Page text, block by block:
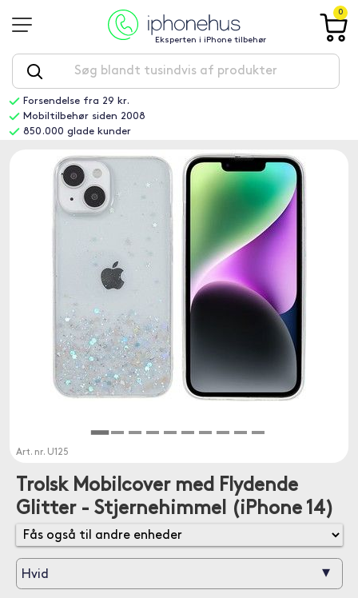
Eksperten i iPhone tilbehør
0
Forsendelse fra 29 kr.
Mobiltilbehør siden 2008
850.000 glade kunder
Art. nr. U125
Trolsk Mobilcover med Flydende
Glitter - Stjernehimmel (iPhone 14)
Hvid ▾